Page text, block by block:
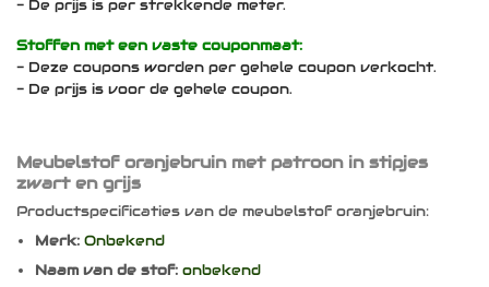
- De prijs is per strekkende meter.
Stoffen met een vaste couponmaat:
- Deze coupons worden per gehele coupon verkocht.
- De prijs is voor de gehele coupon.
Meubelstof oranjebruin met patroon in stipjes
zwart en grijs
Productspecificaties van de meubelstof oranjebruin:
Merk: Onbekend
Naam van de stof: onbekend